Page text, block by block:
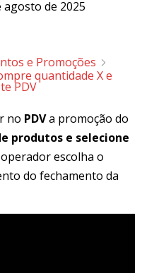
agosto de 2025
e Promoções
quantidade X e
PDV
no PDVa promoção do
produtos e selecione
escolha o
do fechamento da